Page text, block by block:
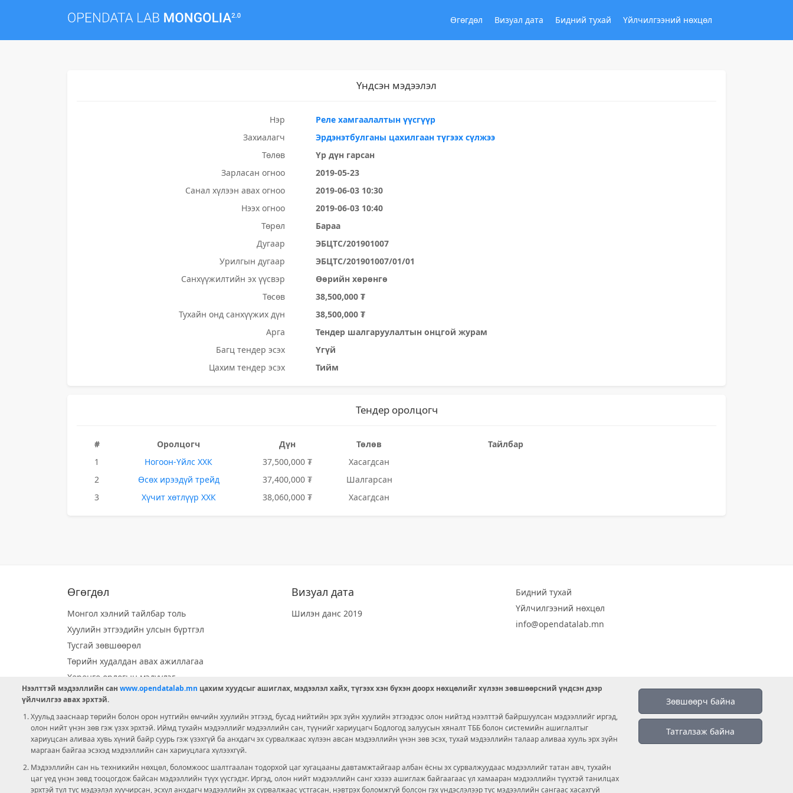
Өгөгдөл Визуал дата Бидний тухай Үйлчилгээний нөхцөл
Үндсэн мэдээлэл
Нэр
Реле хамгаалалтын үүсгүүр
Захиалагч
Эрдэнэтбулганы цахилгаан түгээх сүлжээ
Төлөв
Үр дүн гарсан
Зарласан огноо
2019-05-23
Санал хүлээн авах огноо
2019-06-03 10:30
Нээх огноо
2019-06-03 10:40
Төрөл
Бараа
Дугаар
ЭБЦТС/201901007
Урилгын дугаар
ЭБЦТС/201901007/01/01
Санхүүжилтийн эх үүсвэр
Өөрийн хөрөнгө
Төсөв
38,500,000 ₮
Тухайн онд санхүүжих дүн
38,500,000 ₮
Арга
Тендер шалгаруулалтын онцгой журам
Багц тендер эсэх
Үгүй
Цахим тендер эсэх
Тийм
Тендер оролцогч
# Оролцогч Дүн Төлөв
Тайлбар
1
Ногоон-Үйлс ХХК 37,500,000 ₮
Хасагдсан
2
Өсөх ирээдүй трейд 37,400,000 ₮
Шалгарсан
3
Хүчит хөтлүүр ХХК 38,060,000 ₮ Хасагдсан
Өгөгдөл
Монгол хэлний тайлбар толь
Хуулийн этгээдийн улсын бүртгэл
Тусгай зөвшөөрөл
Төрийн худалдан авах ажиллагаа
Хөрөнгө орлогын мэдүүлэг
Орон нутгийн хөгжлийн сан
Ээлжит сонгууль
Ашигт малтмал тусгай зөвшөөрөл
Визуал дата
Шилэн данс 2019
Бидний тухай
Үйлчилгээний нөхцөл
info@opendatalab.mn
© 2026 OPENDATA LAB MONGOLIA.
Зөвшөөрч байна
Татгалзаж байна
Нээлттэй мэдээллийн сан www.opendatalab.mn цахим хуудсыг ашиглах, мэдээлэл хайх, түгээх хэн бүхэн доорх нөхцөлийг хүлээн зөвшөөрсний үндсэн дээр
үйлчилгээ авах эрхтэй.
Хуульд зааснаар төрийн болон орон нутгийн өмчийн хуулийн этгээд, бусад нийтийн эрх зүйн хуулийн этгээдээс олон нийтэд нээлттэй байршуулсан мэдээллийг иргэд,
олон нийт үнэн зөв гэж үзэх эрхтэй. Иймд тухайн мэдээллийг мэдээллийн сан, түүнийг хариуцагч Бодлогод залуусын хяналт ТББ болон системийн ашиглалтыг
хариуцсан аливаа хувь хүний байр суурь гэж үзэхгүй ба анхдагч эх сурвалжаас хүлээн авсан мэдээллийн үнэн зөв эсэх, тухай мэдээллийн талаар аливаа хууль эрх зүйн
маргаан байгаа эсэхэд мэдээллийн сан хариуцлага хүлээхгүй.
Мэдээллийн сан нь техникийн нөхцөл, боломжоос шалтгаалан тодорхой цаг хугацааны давтамжтайгаар албан ёсны эх сурвалжуудаас мэдээллийг татан авч, тухайн
цаг үед үнэн зөвд тооцогдож байсан мэдээллийн түүх үүсгэдэг. Иргэд, олон нийт мэдээллийн санг хэзээ ашиглаж байгаагаас үл хамааран мэдээллийн түүхтэй танилцах
эрхтэй тул тус мэдээлэл хуучирсан, эсхүл анхдагч мэдээллийн эх сурвалжаас устгасан, нэвтрэх боломжгүй болсон гэх үндэслэлээр тус мэдээллийн сангаас хасахгүй